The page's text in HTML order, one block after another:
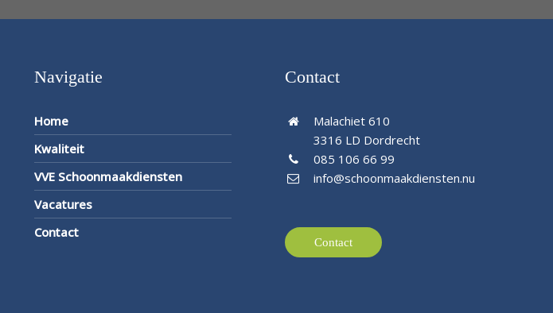
Navigatie
Home
Kwaliteit
VVE Schoonmaakdiensten
Vacatures
Contact
Contact
Malachiet 610
3316 LD Dordrecht
085 106 66 99
info@schoonmaakdiensten.nu
Contact